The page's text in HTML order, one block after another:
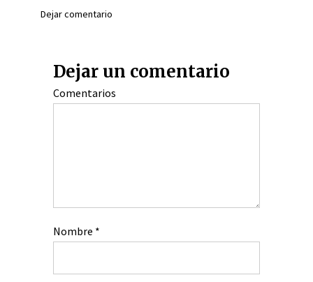
Dejar comentario
Dejar un comentario
Comentarios
Nombre *